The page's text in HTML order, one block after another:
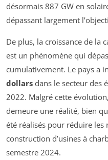
désormais 887 GW en
dépassant largement
De plus, la croissance de la
est un phénomène qui
cumulativement. Le pays a
dollars dans le secteur des
2022. Malgré cette
demeure une réalité, bien
été réalisés pour réduire
construction d’usines à
semestre 2024.